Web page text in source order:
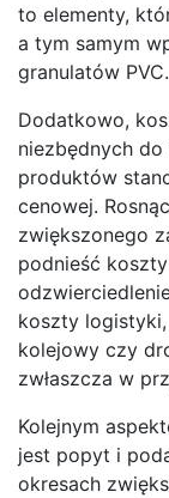
to elementy,
a tym samym
granulatów PVC.
Dodatkowo,
niezbędnych
produktów
cenowej.
zwiększonego
podnieść
koszty
kolejowy czy
zwłaszcza w
Kolejnym
jest popyt i
okresach